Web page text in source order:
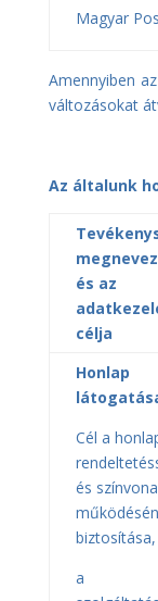
Magyar
Amennyiben
változásokat
Az általunk
és az
célja
Honlap
Cél a
és
biztosítása,
a